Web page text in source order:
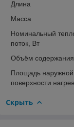
Длина
Масса
Номинальный
поток, Вт
Объём
Площадь наружной
поверхности
Скрыть